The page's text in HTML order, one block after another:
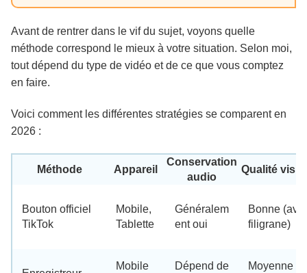
Avant de rentrer dans le vif du sujet, voyons quelle
méthode correspond le mieux à votre situation. Selon moi,
tout dépend du type de vidéo et de ce que vous comptez
en faire.
Voici comment les différentes stratégies se comparent en
2026 :
Méthode Appareil
Conservation
audio
Qualité
Bouton officiel
TikTok
Mobile,
Tablette
Généralem
ent oui
Bonne
filigrane)
Mobile
Dépend de
Moyenne